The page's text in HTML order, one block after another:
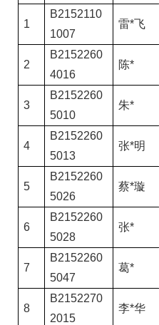
1
B2152110
1007
雷*飞
2
B2152260
4016
陈*
3
B2152260
5010
朱*
4
B2152260
5013
张*明
5
B2152260
5026
蔡*璇
6
B2152260
5028
张*
7
B2152260
5047
葛*
8
B2152270
2015
李*华